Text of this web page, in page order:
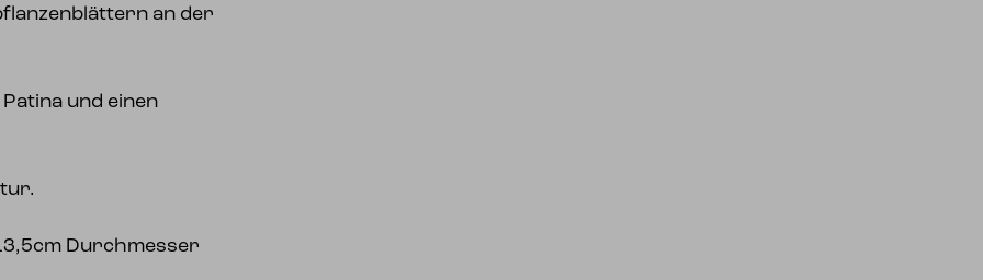
an der
und einen
Durchmesser